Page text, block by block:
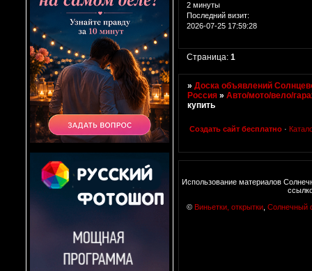
2 минуты
Последний визит:
2026-07-25 17:59:28
Страница:1
»Доска объявлений
Россия »Авто/мото/вело/
купить
Создать сайт бесплатно ·
Использование материалов
© Виньетки, открытки Солнечный